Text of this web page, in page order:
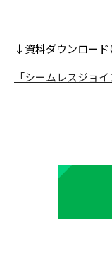
↓資料ダウンロー
「シームレスジョ